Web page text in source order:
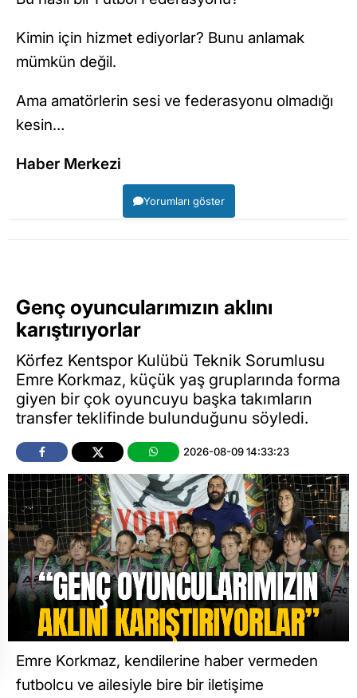
Kimin için hizmet ediyorlar? Bunu anlamak
mümkün değil.
Ama amatörlerin sesi ve federasyonu olmadığı
kesin…
Haber Merkezi
Yorumları göster
Genç oyuncularımızın aklını
karıştırıyorlar
Körfez Kentspor Kulübü Teknik Sorumlusu
Emre Korkmaz, küçük yaş gruplarında forma
giyen bir çok oyuncuyu başka takımların
transfer teklifinde bulunduğunu söyledi.
2026-08-09 14:33:23
Emre Korkmaz, kendilerine haber vermeden
futbolcu ve ailesiyle bire bir iletişime